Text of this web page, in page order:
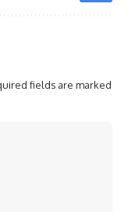
fields are marked